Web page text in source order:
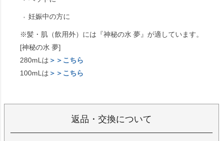
妊娠中の方に
※髪・肌（飲用外）には『神秘の水 夢』が適しています。
[神秘の水 夢]
280mLは ＞＞こちら
100mLは ＞＞こちら
返品・交換について